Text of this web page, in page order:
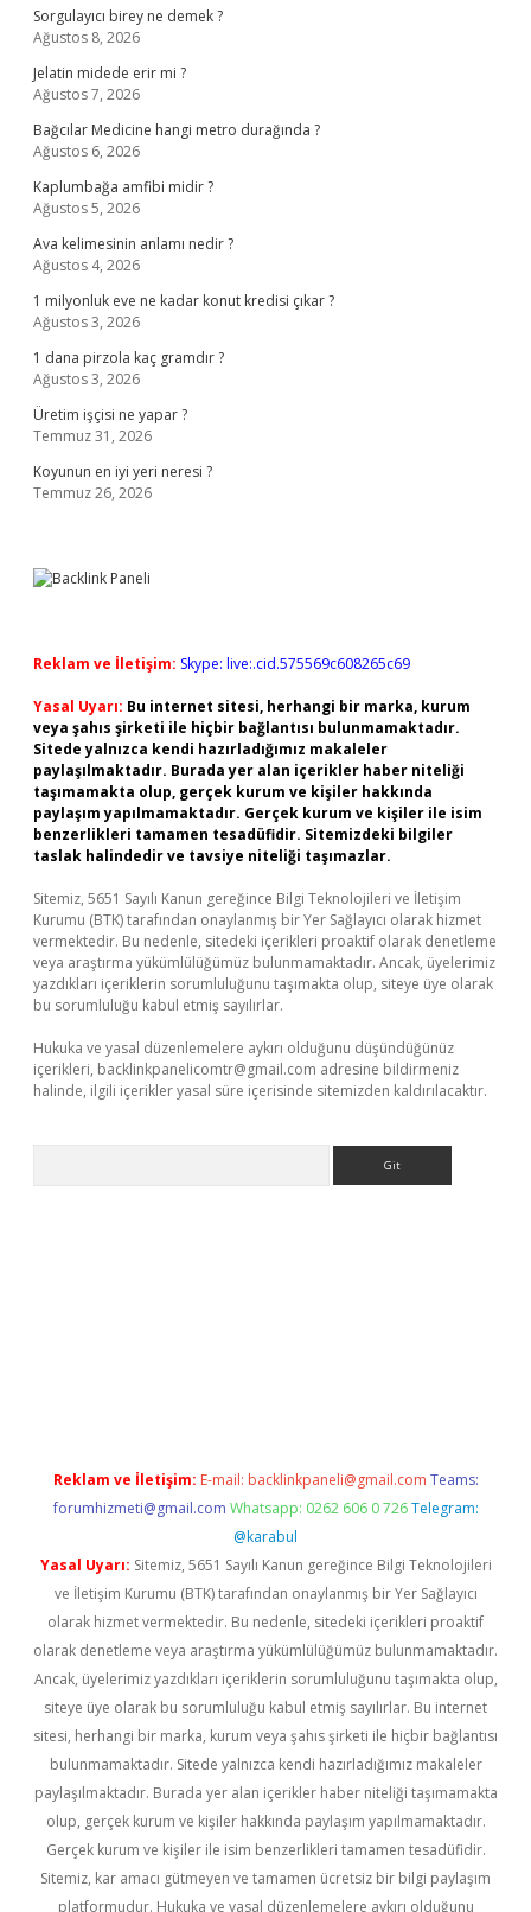
Sorgulayıcı birey ne demek ?
Ağustos 8, 2026
Jelatin midede erir mi ?
Ağustos 7, 2026
Bağcılar Medicine hangi metro durağında ?
Ağustos 6, 2026
Kaplumbağa amfibi midir ?
Ağustos 5, 2026
Ava kelimesinin anlamı nedir ?
Ağustos 4, 2026
1 milyonluk eve ne kadar konut kredisi çıkar ?
Ağustos 3, 2026
1 dana pirzola kaç gramdır ?
Ağustos 3, 2026
Üretim işçisi ne yapar ?
Temmuz 31, 2026
Koyunun en iyi yeri neresi ?
Temmuz 26, 2026
Reklam ve İletişim: Skype: live:.cid.575569c608265c69
Yasal Uyarı: Bu internet sitesi, herhangi bir marka, kurum
veya şahıs şirketi ile hiçbir bağlantısı bulunmamaktadır.
Sitede yalnızca kendi hazırladığımız makaleler
paylaşılmaktadır. Burada yer alan içerikler haber niteliği
taşımamakta olup, gerçek kurum ve kişiler hakkında
paylaşım yapılmamaktadır. Gerçek kurum ve kişiler ile isim
benzerlikleri tamamen tesadüfidir. Sitemizdeki bilgiler
taslak halindedir ve tavsiye niteliği taşımazlar.
Sitemiz, 5651 Sayılı Kanun gereğince Bilgi Teknolojileri ve İletişim
Kurumu (BTK) tarafından onaylanmış bir Yer Sağlayıcı olarak hizmet
vermektedir. Bu nedenle, sitedeki içerikleri proaktif olarak denetleme
veya araştırma yükümlülüğümüz bulunmamaktadır. Ancak, üyelerimiz
yazdıkları içeriklerin sorumluluğunu taşımakta olup, siteye üye olarak
bu sorumluluğu kabul etmiş sayılırlar.
Hukuka ve yasal düzenlemelere aykırı olduğunu düşündüğünüz
içerikleri, backlinkpanelicomtr@gmail.com adresine bildirmeniz
halinde, ilgili içerikler yasal süre içerisinde sitemizden kaldırılacaktır.
Reklam ve İletişim: E-mail: backlinkpaneli@gmail.com Teams:
forumhizmeti@gmail.com Whatsapp: 0262 606 0 726 Telegram:
@karabul
Yasal Uyarı: Sitemiz, 5651 Sayılı Kanun gereğince Bilgi Teknolojileri
ve İletişim Kurumu (BTK) tarafından onaylanmış bir Yer Sağlayıcı
olarak hizmet vermektedir. Bu nedenle, sitedeki içerikleri proaktif
olarak denetleme veya araştırma yükümlülüğümüz bulunmamaktadır.
Ancak, üyelerimiz yazdıkları içeriklerin sorumluluğunu taşımakta olup,
siteye üye olarak bu sorumluluğu kabul etmiş sayılırlar. Bu internet
sitesi, herhangi bir marka, kurum veya şahıs şirketi ile hiçbir bağlantısı
bulunmamaktadır. Sitede yalnızca kendi hazırladığımız makaleler
paylaşılmaktadır. Burada yer alan içerikler haber niteliği taşımamakta
olup, gerçek kurum ve kişiler hakkında paylaşım yapılmamaktadır.
Gerçek kurum ve kişiler ile isim benzerlikleri tamamen tesadüfidir.
Sitemiz, kar amacı gütmeyen ve tamamen ücretsiz bir bilgi paylaşım
platformudur. Hukuka ve yasal düzenlemelere aykırı olduğunu